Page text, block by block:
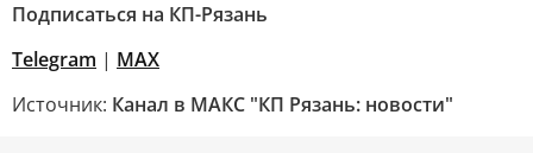
Подписаться на КП-Рязань
Telegram | МАХ
Источник: Канал в МАКС "КП Рязань: новости"